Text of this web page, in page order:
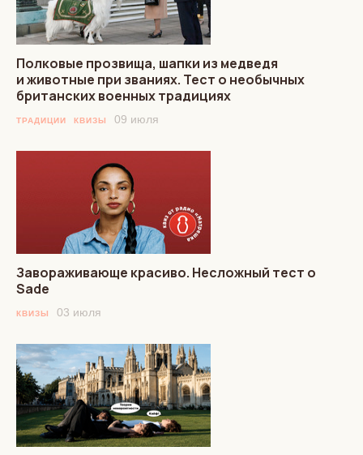
Полковые прозвища, шапки из медведя
и животные при званиях. Тест о необычных
британских военных традициях
ТРАДИЦИИ КВИЗЫ 09 июля
Завораживающе красиво. Несложный тест о
Sade
КВИЗЫ 03 июля